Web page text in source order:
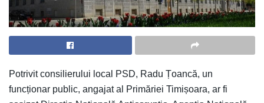
Potrivit consilierului local PSD, Radu Țoancă, un
funcționar public, angajat al Primăriei Timișoara, ar fi